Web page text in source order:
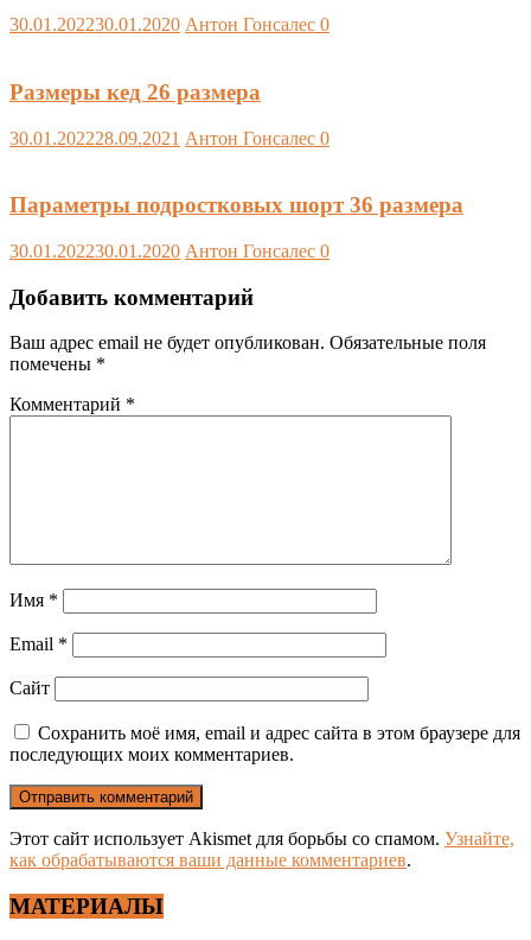
30.01.202230.01.2020 Антон Гонсалес 0
Размеры кед 26 размера
30.01.202228.09.2021 Антон Гонсалес 0
Параметры подростковых шорт 36 размера
30.01.202230.01.2020 Антон Гонсалес 0
Добавить комментарий
Ваш адрес email не будет опубликован. Обязательные поля
помечены *
Комментарий *
Имя *
Email *
Сайт
Сохранить моё имя, email и адрес сайта в этом браузере для
последующих моих комментариев.
Этот сайт использует Akismet для борьбы со спамом. Узнайте,
как обрабатываются ваши данные комментариев.
МАТЕРИАЛЫ